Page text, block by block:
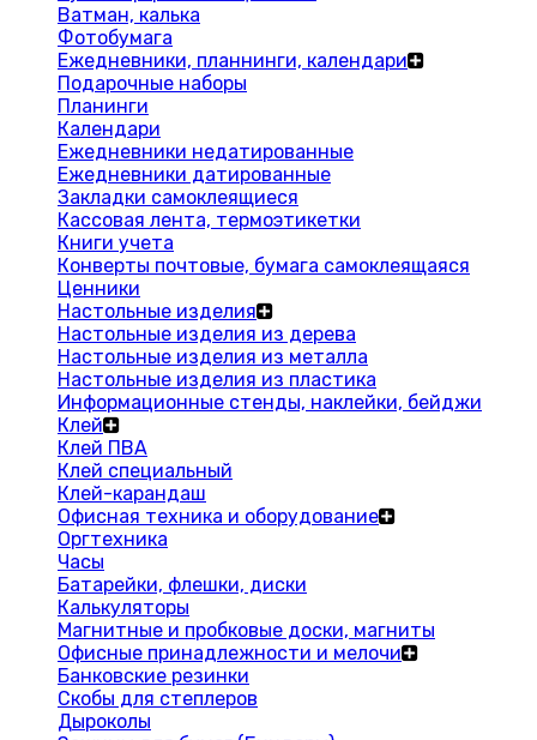
Ватман, калька
Фотобумага
Ежедневники, планнинги, календари
Подарочные наборы
Планинги
Календари
Ежедневники недатированные
Ежедневники датированные
Закладки самоклеящиеся
Кассовая лента, термоэтикетки
Книги учета
Конверты почтовые, бумага самоклеящаяся
Ценники
Настольные изделия
Настольные изделия из дерева
Настольные изделия из металла
Настольные изделия из пластика
Информационные стенды, наклейки, бейджи
Клей
Клей ПВА
Клей специальный
Клей-карандаш
Офисная техника и оборудование
Оргтехника
Часы
Батарейки, флешки, диски
Калькуляторы
Магнитные и пробковые доски, магниты
Офисные принадлежности и мелочи
Банковские резинки
Скобы для степлеров
Дыроколы